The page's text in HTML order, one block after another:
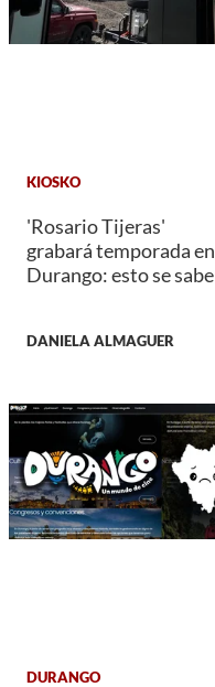
KIOSKO
'Rosario Tijeras'
grabará temporada en
Durango: esto se sabe
DANIELA ALMAGUER
DURANGO